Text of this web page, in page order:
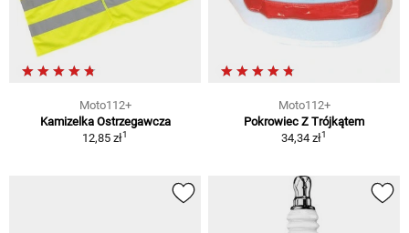
Moto112+
Kamizelka Ostrzegawcza
12,85 zł1
Moto112+
Pokrowiec Z Trójkątem
34,34 zł1